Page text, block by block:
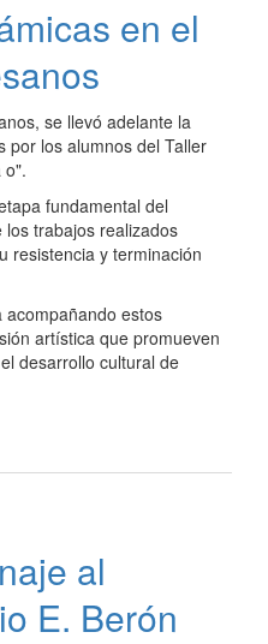
en el
se llevó adelante la
por los alumnos del Taller
o".
fundamental del
trabajos realizados
resistencia y terminación
acompañando estos
artística que promueven
desarrollo cultural de
al
E. Berón